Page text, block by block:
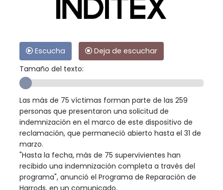
Escucha
Deja de escuchar
Tamaño del texto:
Las más de 75 víctimas forman parte de las 259
personas que presentaron una solicitud de
indemnización en el marco de este dispositivo de
reclamación, que permaneció abierto hasta el 31 de
marzo.
"Hasta la fecha, más de 75 supervivientes han
recibido una indemnización completa a través del
programa", anunció el Programa de Reparación de
Harrods, en un comunicado.